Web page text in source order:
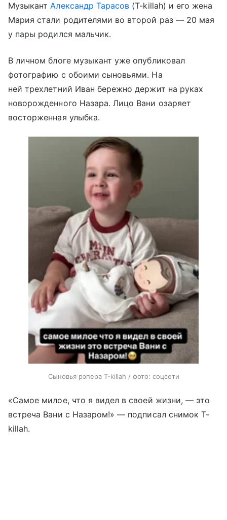
МузыкантАлександр Тарасов (T-killah) и его жена
Мария стали родителями во второй раз — 20 мая
у пары родился мальчик.
В личном блоге музыкант уже опубликовал
фотографию с обоими сыновьями. На
ней трехлетний Иван бережно держит на руках
новорожденного Назара. Лицо Вани озаряет
восторженная улыбка.
Сыновья рэпера T-killah / фото: соцсети
«Самое милое, что я видел в своей жизни, — это
встреча Вани с Назаром!» — подписал снимок T-
killah.